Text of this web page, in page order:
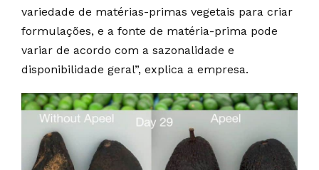
variedade de matérias-primas vegetais para criar
formulações, e a fonte de matéria-prima pode
variar de acordo com a sazonalidade e
disponibilidade geral”, explica a empresa.